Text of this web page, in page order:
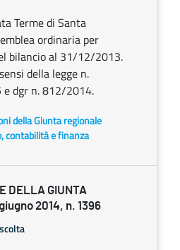
Terme di Santa
ordinaria per
bilancio al 31/12/2013.
della legge n.
dgr n. 812/2014.
della Giunta regionale
contabilità e finanza
DELLA GIUNTA
2014, n. 1396